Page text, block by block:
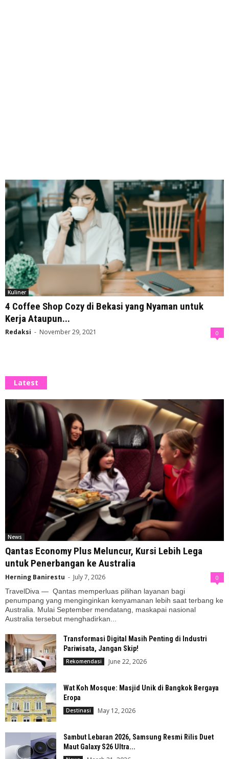
Kuliner
4 Coffee Shop Cozy di Bekasi yang Nyaman untuk
Kerja Ataupun...
Redaksi - November 29, 2021 0
Latest
News
Qantas Economy Plus Meluncur, Kursi Lebih Lega
untuk Penerbangan ke Australia
Herning Banirestu - July 7, 2026 0
TravelDiva — Qantas memperluas pilihan layanan bagi
penumpang yang menginginkan kenyamanan lebih saat terbang ke
Australia. Mulai September mendatang, maskapai nasional
Australia tersebut menghadirkan...
Transformasi Digital Masih Penting di Industri
Pariwisata, Jangan Skip!
Rekomendasi June 22, 2026
Wat Koh Mosque: Masjid Unik di Bangkok Bergaya
Eropa
Destinasi May 12, 2026
Sambut Lebaran 2026, Samsung Resmi Rilis Duet
Maut Galaxy S26 Ultra...